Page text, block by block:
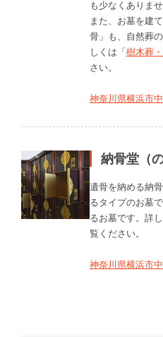
も少なくありませ
また、お墓を建
骨」も、自然葬
しくは「樹木葬
さい。
神奈川県横浜市
納骨堂（
遺骨を納める納
るタイプのお墓
るお墓です。詳
覧ください。
神奈川県横浜市